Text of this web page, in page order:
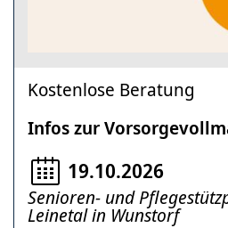
Kostenlose Beratung
Infos zur
19.10.2026
Senioren- und
Leinetal in Wunstorf